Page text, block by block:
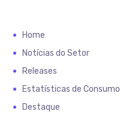
Home
Notícias do Setor
Releases
Estatísticas de Consumo
Destaque